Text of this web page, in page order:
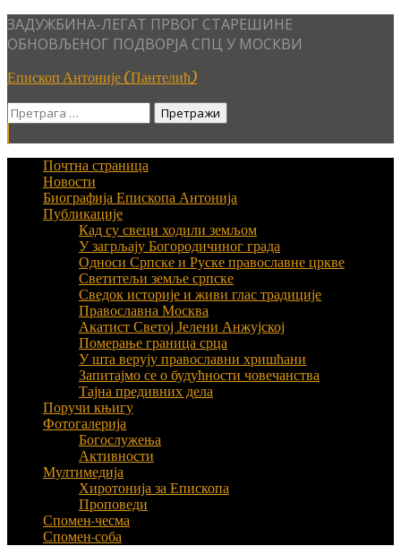
Skip
to
ЗАДУЖБИНА-ЛЕГАТ ПРВОГ СТАРЕШИНЕ
ОБНОВЉЕНОГ ПОДВОРЈА СПЦ У МОСКВИ
Епископ Антоније (Пантелић)
Претрага
Почтна страница
Новости
Биографија Епископа Антонија
Публикације
Кад су свеци ходили земљом
У загрљају Богородичиног града
Односи Српске и Руске православне цркве
Светитељи земље српске
Сведок историје и живи глас традиције
Православна Москва
Акатист Светој Јелени Анжујској
Померање граница срца
У шта верују православни хришћани
Запитајмо се о будућности човечанства
Тајна предивних дела
Поручи књигу
Фотогалерија
Богослужења
Активности
Мултимедија
Хиротонија за Епископа
Проповеди
Спомен-чесма
Спомен-соба